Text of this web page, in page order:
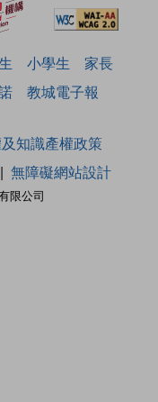
小學生
家長
教城電子報
限公司
知識產權政策
無障礙網站設計